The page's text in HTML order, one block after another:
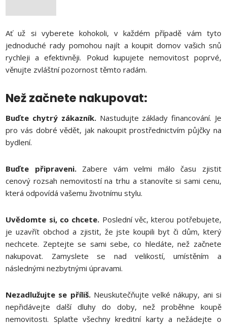
Ať už si vyberete kohokoli, v každém případě vám tyto
jednoduché rady pomohou najít a koupit domov vašich snů
rychleji a efektivněji. Pokud kupujete nemovitost poprvé,
věnujte zvláštní pozornost těmto radám.
Než začnete nakupovat:
Buďte chytrý zákazník. Nastudujte základy financování. Je
pro vás dobré vědět, jak nakoupit prostřednictvím půjčky na
bydlení.
Buďte připraveni.Zabere vám velmi málo času zjistit
cenový rozsah nemovitostí na trhu a stanovíte si sami cenu,
která odpovídá vašemu životnímu stylu.
Uvědomte si, co chcete. Poslední věc, kterou potřebujete,
je uzavřít obchod a zjistit, že jste koupili byt či dům, který
nechcete. Zeptejte se sami sebe, co hledáte, než začnete
nakupovat. Zamyslete se nad velikostí, umístěním a
následnými nezbytnými úpravami.
Nezadlužujte se příliš.Neuskutečňujte velké nákupy, ani si
nepřidávejte další dluhy do doby, než proběhne koupě
nemovitosti. Splaťte všechny kreditní karty a nežádejte o